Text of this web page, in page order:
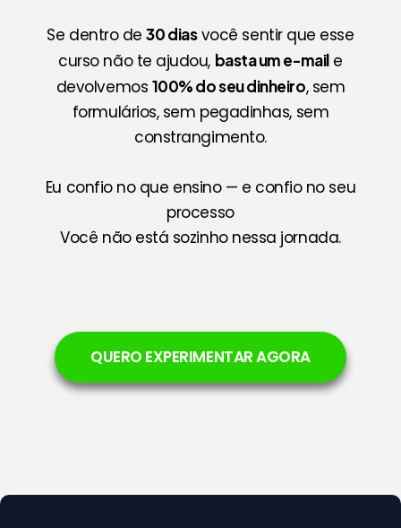
Se dentro de30 diasvocê sentir que esse
curso não te ajudou, basta um e-maile
devolvemos 100% do seu dinheiro, sem
formulários, sem pegadinhas, sem
constrangimento.
Eu confio no que ensino — e confio no seu
processo
Você não está sozinho nessa jornada.
QUERO EXPERIMENTAR AGORA